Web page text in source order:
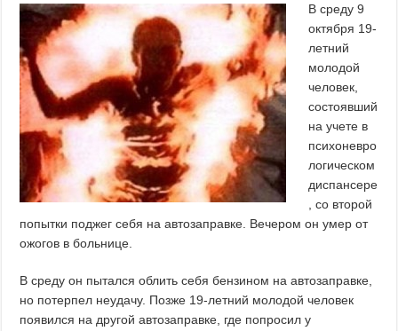
В среду 9
октября 19-
летний
молодой
человек,
состоявший
на учете в
психоневро
логическом
диспансере
, со второй
попытки поджег себя на автозаправке. Вечером он умер от
ожогов в больнице.
В среду он пытался облить себя бензином на автозаправке,
но потерпел неудачу. Позже 19-летний молодой человек
появился на другой автозаправке, где попросил у